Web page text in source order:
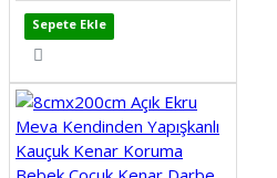
Sepete Ekle